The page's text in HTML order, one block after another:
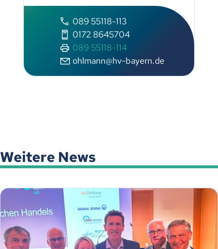
089 55118-113
0172 8645704
089 55118-114
ohlmann@hv-bayern.de
Weitere News